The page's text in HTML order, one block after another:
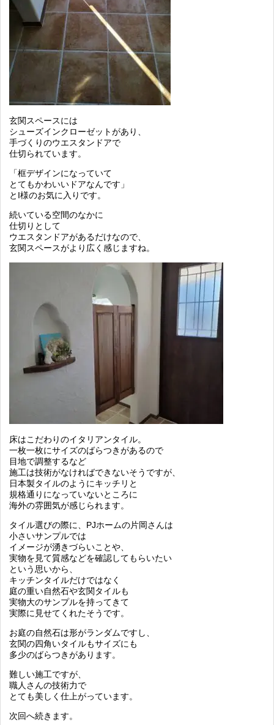
玄関スペースには
シューズインクローゼットがあり、
手づくりのウエスタンドアで
仕切られています。
「框デザインになっていて
とてもかわいいドアなんです」
とI様のお気に入りです。
続いている空間のなかに
仕切りとして
ウエスタンドアがあるだけなので、
玄関スペースがより広く感じますね。
床はこだわりのイタリアンタイル。
一枚一枚にサイズのばらつきがあるので
目地で調整するなど
施工は技術がなければできないそうですが、
日本製タイルのようにキッチリと
規格通りになっていないところに
海外の雰囲気が感じられます。
タイル選びの際に、PJホームの片岡さんは
小さいサンプルでは
イメージが湧きづらいことや、
実物を見て質感などを確認してもらいたい
という思いから、
キッチンタイルだけではなく
庭の重い自然石や玄関タイルも
実物大のサンプルを持ってきて
実際に見せてくれたそうです。
お庭の自然石は形がランダムですし、
玄関の四角いタイルもサイズにも
多少のばらつきがあります。
難しい施工ですが、
職人さんの技術力で
とても美しく仕上がっています。
次回へ続きます。